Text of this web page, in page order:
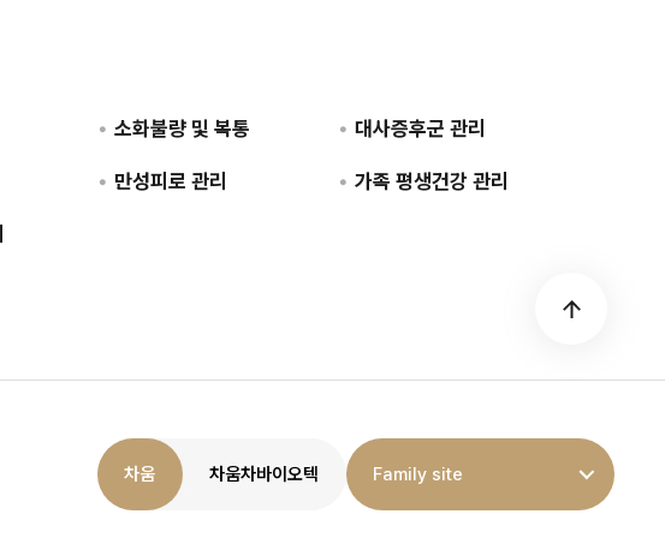
소화불량 및 복통 대사증후군 관리
만성피로 관리 가족 평생건강 관리
차움 차움차바이오텍 Family site